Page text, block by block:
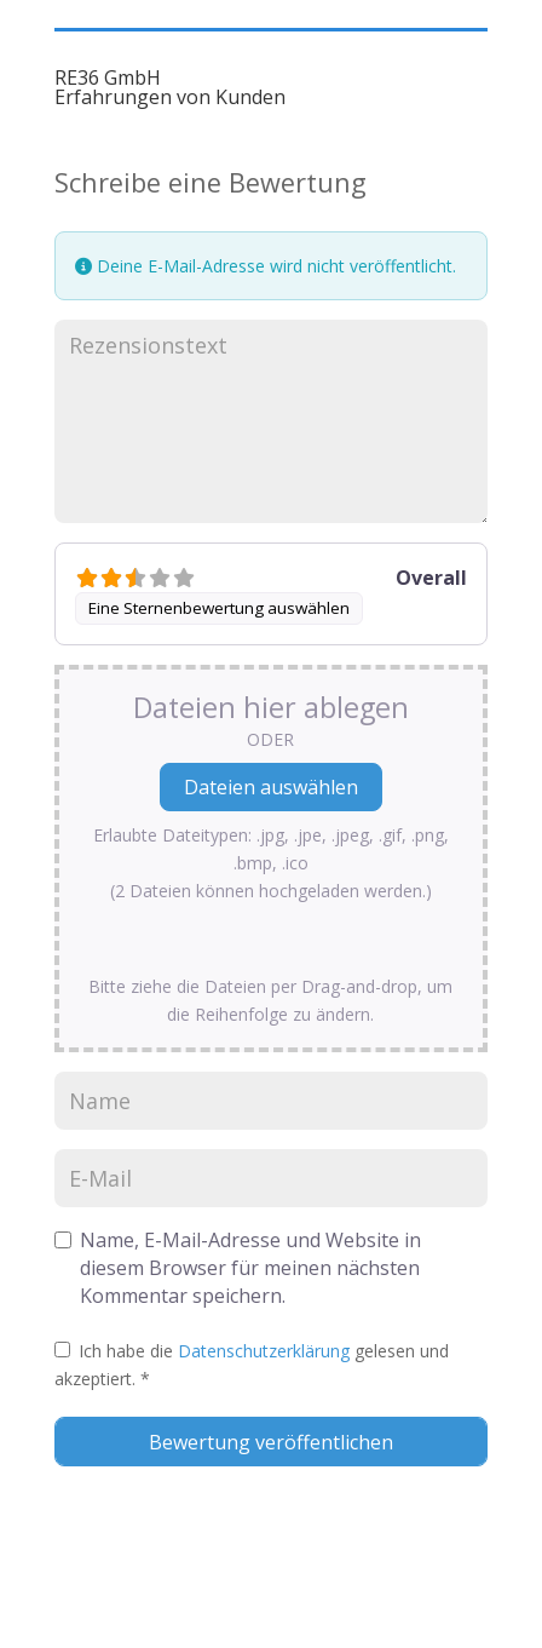
RE36 GmbH
Erfahrungen von Kunden
Schreibe eine Bewertung
Deine E-Mail-Adresse wird nicht veröffentlicht.
Eine Sternenbewertung auswählen
Overall
Dateien hier ablegen
ODER
Erlaubte Dateitypen: .jpg, .jpe, .jpeg, .gif, .png,
.bmp, .ico
(2 Dateien können hochgeladen werden.)
Bitte ziehe die Dateien per Drag-and-drop, um
die Reihenfolge zu ändern.
Name, E-Mail-Adresse und Website in
diesem Browser für meinen nächsten
Kommentar speichern.
Ich habe die Datenschutzerklärung gelesen und
akzeptiert. *